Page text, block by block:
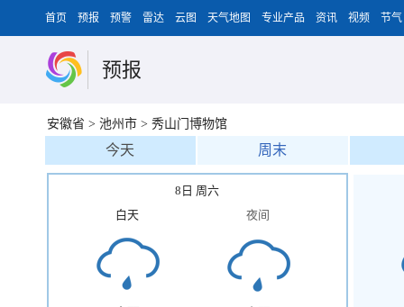
首页 预报 预警 雷达 云图 天气地图 专业产品 资讯 视频 节气
预报
安徽省 > 池州市 > 秀山门博物馆
今天 周末
8日 周六
白天
夜间